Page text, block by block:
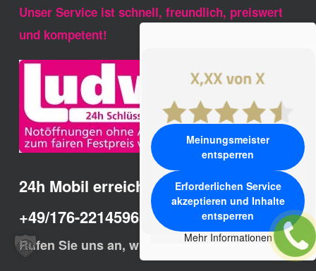
Unser Service ist schnell, freundlich, preiswert
und kompetent!
24h Mobil erreichbar:
+49/176-22145965
Rufen Sie uns an, wir helfen Ihnen schnell.
Meinungsmeister
entsperren
Erforderlichen Service
akzeptieren und Inhalte
entsperren
Mehr Informationen